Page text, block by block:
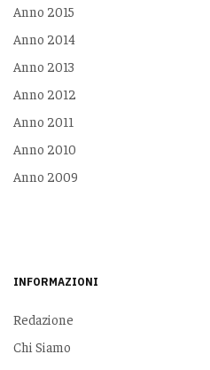
Anno 2015
Anno 2014
Anno 2013
Anno 2012
Anno 2011
Anno 2010
Anno 2009
INFORMAZIONI
Redazione
Chi Siamo